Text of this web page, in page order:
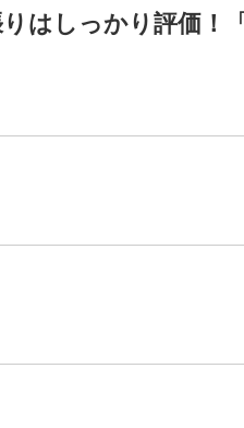
はしっかり評価！